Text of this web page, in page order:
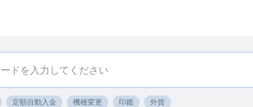
定額自動入金 機種変更 印鑑 外貨